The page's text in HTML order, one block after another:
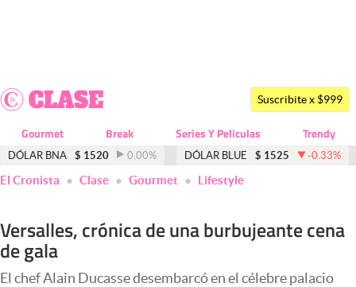
Dólar
Economía y Política
Finanzas y Mercados
Negocios
Columnistas
Suscribite x $999
Gourmet Break Series Y Peliculas Trendy
DÓLAR BNA $ 1520 0.00% DÓLAR BLUE $ 1525 -0.33%
El Cronista Clase Gourmet Lifestyle
Versalles, crónica de una burbujeante cena
de gala
El chef Alain Ducasse desembarcó en el célebre palacio